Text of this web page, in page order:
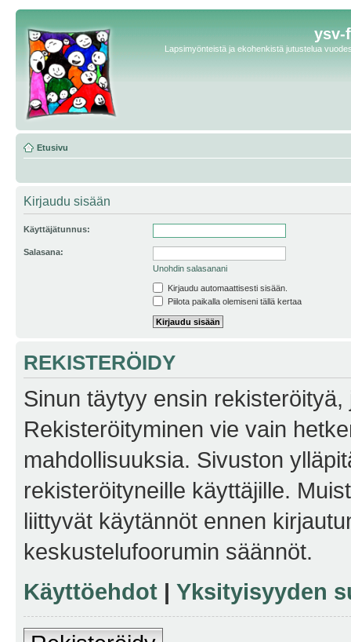
ysv-
Lapsimyönteistä ja ekohenkistä jutustelua
Etusivu
Kirjaudu sisään
Käyttäjätunnus:
Salasana:
Unohdin salasanani
Kirjaudu automaattisesti sisään.
Piilota paikalla olemiseni tällä kertaa
REKISTERÖIDY
Sinun täytyy ensin
Rekisteröityminen vie vain
mahdollisuuksia. Sivuston
rekisteröityneille käyttäjille.
liittyvät käytännöt ennen
keskustelufoorumin säännöt.
Käyttöehdot | Yksityisyyden